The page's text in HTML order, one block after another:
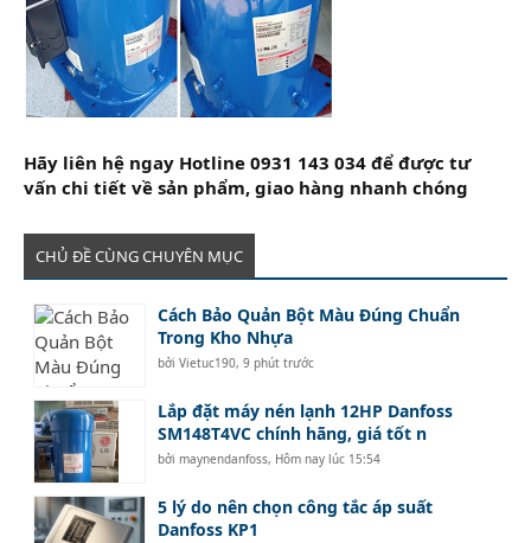
Hãy liên hệ ngay Hotline 0931 143 034 để được tư
vấn chi tiết về sản phẩm, giao hàng nhanh chóng
CHỦ ĐỀ CÙNG CHUYÊN MỤC
Cách Bảo Quản Bột Màu Đúng Chuẩn
Trong Kho Nhựa
bởiVietuc190,9 phút trước
Lắp đặt máy nén lạnh 12HP Danfoss
SM148T4VC chính hãng, giá tốt n
bởimaynendanfoss, Hôm nay lúc 15:54
5 lý do nên chọn công tắc áp suất
Danfoss KP1